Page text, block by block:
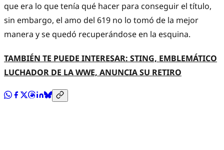
que era lo que tenía qué hacer para conseguir el título,
sin embargo, el amo del 619 no lo tomó de la mejor
manera y se quedó recuperándose en la esquina.
TAMBIÉN TE PUEDE INTERESAR: STING, EMBLEMÁTICO
LUCHADOR DE LA WWE, ANUNCIA SU RETIRO